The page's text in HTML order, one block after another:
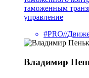
таможенным
управление
#PRO//
Владимир